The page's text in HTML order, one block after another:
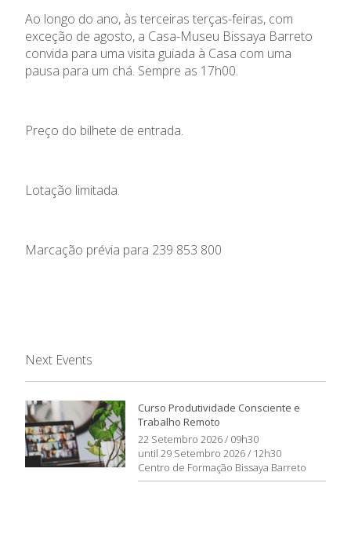
Ao longo do ano, às terceiras terças-feiras, com
exceção de agosto, a Casa-Museu Bissaya Barreto
convida para uma visita guiada à Casa com uma
pausa para um chá. Sempre as 17h00.
Preço do bilhete de entrada.
Lotação limitada.
Marcação prévia para 239 853 800
Next Events
Curso Produtividade Consciente e
Trabalho Remoto
22 Setembro 2026 / 09h30
until 29 Setembro 2026 / 12h30
Centro de Formação Bissaya Barreto